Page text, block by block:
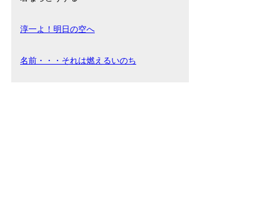
淳一よ！明日の空へ
名前・・・それは燃えるいのち